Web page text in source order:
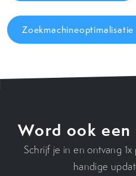
Zoekmachineoptimalisatie
Word ook
Schrijf je in en ontvang
handige